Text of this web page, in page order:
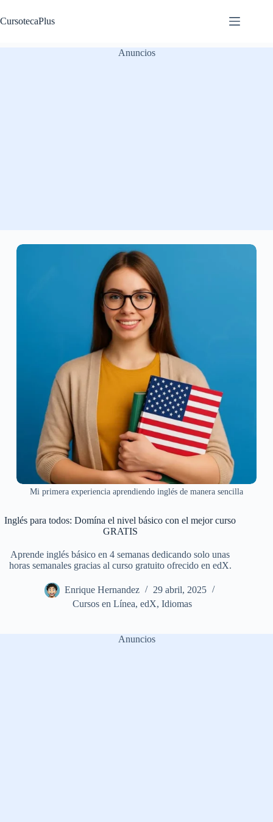
al
contenido
CursotecaPlus
Anuncios
Mi primera experiencia aprendiendo inglés de manera sencilla
Inglés para todos: Domína el nivel básico con el mejor curso
GRATIS
Aprende inglés básico en 4 semanas dedicando solo unas
horas semanales gracias al curso gratuito ofrecido en edX.
Enrique Hernandez
29 abril, 2025
Cursos en Línea,edX,Idiomas
Anuncios